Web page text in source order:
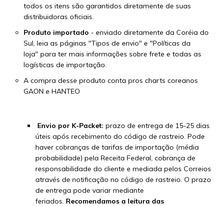
todos os itens são garantidos diretamente de suas
distribuidoras oficiais.
Produto importado - enviado diretamente da Coréia do
Sul, leia as páginas "Tipos de envio" e "Políticas da
loja" para ter mais informações sobre frete e todas as
logísticas de importação.
A compra desse produto conta pros charts coreanos
GAON e HANTEO
Envio por K-Packet: prazo de entrega de 15-25 dias
úteis após recebimento do código de rastreio. Pode
haver cobranças de tarifas de importação (média
probabilidade) pela Receita Federal, cobrança de
responsabilidade do cliente e mediada pelos Correios
através de notificação no código de rastreio. O prazo
de entrega pode variar mediante
feriados. Recomendamos a leitura das